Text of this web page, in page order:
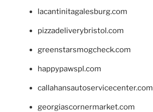
lacantinitagalesburg.com
pizzadeliverybristol.com
greenstarsmogcheck.com
happypawspl.com
callahansautoservicecenter.com
georgiascornermarket.com